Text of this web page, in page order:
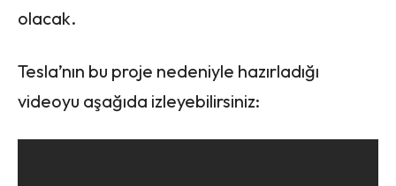
olacak.
Tesla’nın bu proje nedeniyle hazırladığı
videoyu aşağıda izleyebilirsiniz: